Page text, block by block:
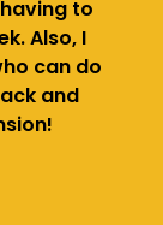
to
Also, I
can do
and